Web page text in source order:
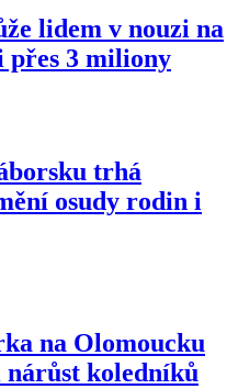
lidem v nouzi na
přes 3 miliony
trhá
osudy rodin i
na Olomoucku
koledníků